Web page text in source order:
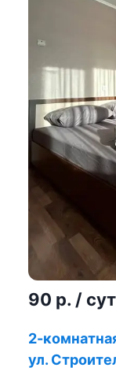
90 р. /
2-
ул.